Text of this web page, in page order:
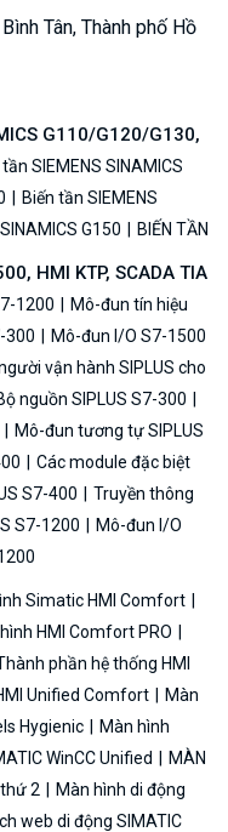
Tân, Thành phố Hồ
G110/G120/G130,
tần SIEMENS SINAMICS
Biến tần SIEMENS
G150 BIẾN TẦN
HMI KTP, SCADA TIA
1200
Mô-đun tín hiệu
300
Mô-đun I/O S7-1500
vận hành SIPLUS cho
nguồn SIPLUS S7-300
Mô-đun tương tự SIPLUS
Các module đặc biệt
S7-400
Truyền thông
S7-1200
Mô-đun I/O
Simatic HMI Comfort
HMI Comfort PRO
phần hệ thống HMI
Unified Comfort
Màn
Hygienic
Màn hình
WinCC Unified
MÀN
2
Màn hình di động
web di động SIMATIC